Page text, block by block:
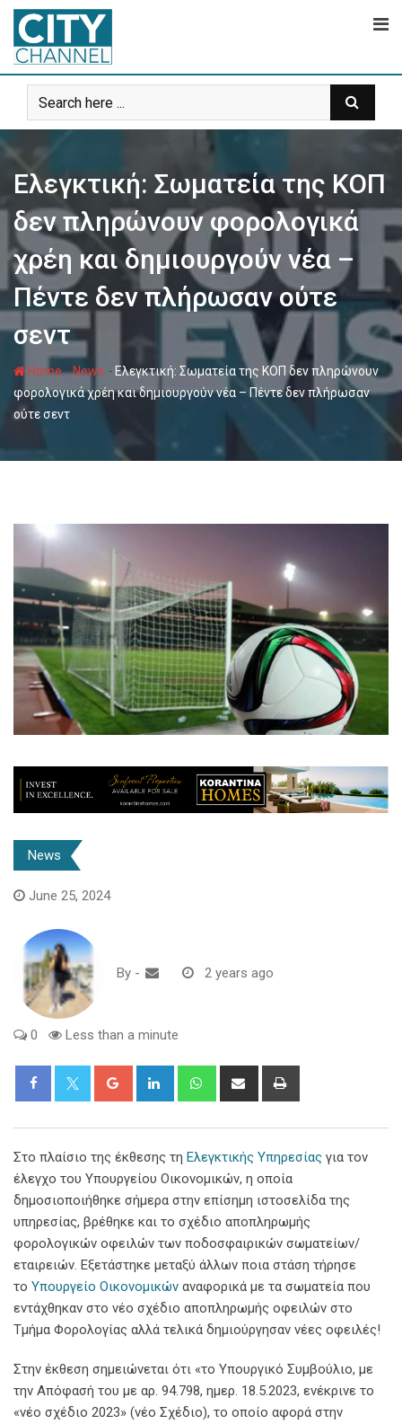
Skip
content
Ελεγκτική: Σωματεία της ΚΟΠ
δεν πληρώνουν φορολογικά
χρέη και δημιουργούν νέα –
Πέντε δεν πλήρωσαν ούτε
σεντ
Home-News - Ελεγκτική: Σωματεία της ΚΟΠ δεν πληρώνουν
φορολογικά χρέη και δημιουργούν νέα – Πέντε δεν πλήρωσαν
ούτε σεντ
News
June 25, 2024
By - 2 years ago
0 Less than a minute
Google+ LinkedIn WhatsappShare
Στο πλαίσιο της έκθεσης τη Ελεγκτικής Υπηρεσίας για τον
έλεγχο του Υπουργείου Οικονομικών, η οποία
δημοσιοποιήθηκε σήμερα στην επίσημη ιστοσελίδα της
υπηρεσίας, βρέθηκε και το σχέδιο αποπληρωμής
φορολογικών οφειλών των ποδοσφαιρικών σωματείων/
εταιρειών. Εξετάστηκε μεταξύ άλλων ποια στάση τήρησε
το Υπουργείο Οικονομικών αναφορικά με τα σωματεία που
εντάχθηκαν στο νέο σχέδιο αποπληρωμής οφειλών στο
Τμήμα Φορολογίας αλλά τελικά δημιούργησαν νέες οφειλές!
Στην έκθεση σημειώνεται ότι «το Υπουργικό Συμβούλιο, με
την Απόφασή του με αρ. 94.798, ημερ. 18.5.2023, ενέκρινε το
«νέο σχέδιο 2023» (νέο Σχέδιο), το οποίο αφορά στην